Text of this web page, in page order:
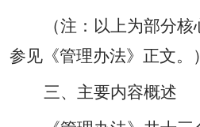
（注：以上为部分
参见《管理办法》正文。）
三、主要内容概述